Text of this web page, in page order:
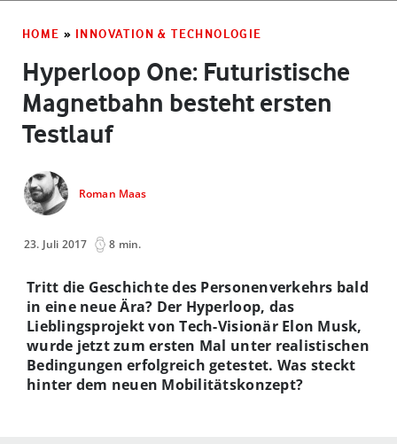
HOME » INNOVATION & TECHNOLOGIE
Hyperloop One: Futuristische
Magnetbahn besteht ersten
Testlauf
Roman Maas
23. Juli 2017 8 min.
Tritt die Geschichte des Personenverkehrs bald
in eine neue Ära? Der Hyperloop, das
Lieblingsprojekt von Tech-Visionär Elon Musk,
wurde jetzt zum ersten Mal unter realistischen
Bedingungen erfolgreich getestet. Was steckt
hinter dem neuen Mobilitätskonzept?